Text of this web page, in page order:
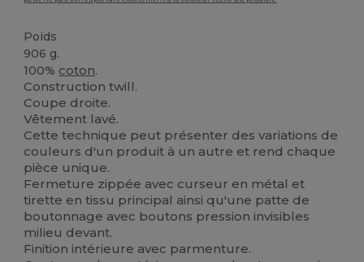
Poids
906 g.
100% coton.
Construction twill.
Coupe droite.
Vêtement lavé.
Cette technique peut présenter des variations de
couleurs d'un produit à un autre et rend chaque
pièce unique.
Fermeture zippée avec curseur en métal et
tirette en tissu principal ainsi qu'une patte de
boutonnage avec boutons pression invisibles
milieu devant.
Finition intérieure avec parmenture.